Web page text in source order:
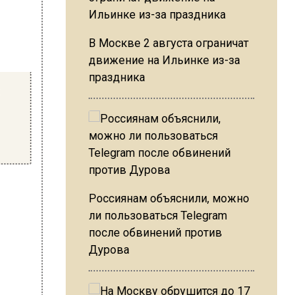
В Москве 2 августа ограничат
движение на Ильинке из-за
праздника
Россиянам объяснили, можно
ли пользоваться Telegram
после обвинений против
Дурова